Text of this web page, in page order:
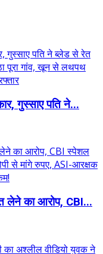
गुस्साए पति ने...
लेने का आरोप, CBI...